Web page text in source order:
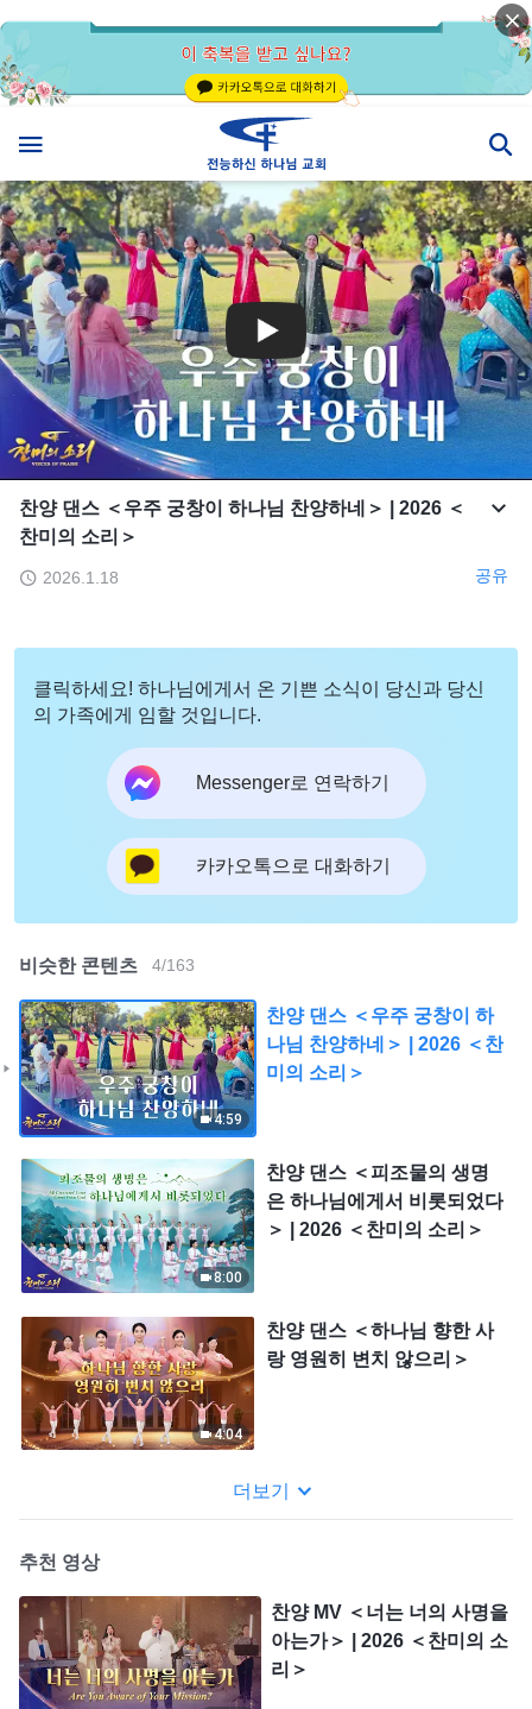
찬양 댄스 ＜우주 궁창이 하나님 찬양하네＞ | 2026 ＜
찬미의 소리＞
2026.1.18 공유
클릭하세요! 하나님에게서 온 기쁜 소식이 당신과 당신
의 가족에게 임할 것입니다.
Messenger로 연락하기
카카오톡으로 대화하기
비슷한 콘텐츠 4/163
4:59
찬양 댄스 ＜우주 궁창이 하
나님 찬양하네＞ | 2026 ＜찬
미의 소리＞
8:00
찬양 댄스 ＜피조물의 생명
은 하나님에게서 비롯되었다
＞ | 2026 ＜찬미의 소리＞
4:04
찬양 댄스 ＜하나님 향한 사
랑 영원히 변치 않으리＞
더보기
추천 영상
찬양 MV ＜너는 너의 사명을
아는가＞ | 2026 ＜찬미의 소
리＞